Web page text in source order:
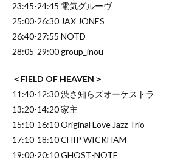
23:45-24:45 電気グルーヴ
25:00-26:30 JAX JONES
26:40-27:55 NOTD
28:05-29:00 group_inou
＜FIELD OF HEAVEN＞
11:40-12:30 渋さ知らズオーケストラ
13:20-14:20 家主
15:10-16:10 Original Love Jazz Trio
17:10-18:10 CHIP WICKHAM
19:00-20:10 GHOST-NOTE